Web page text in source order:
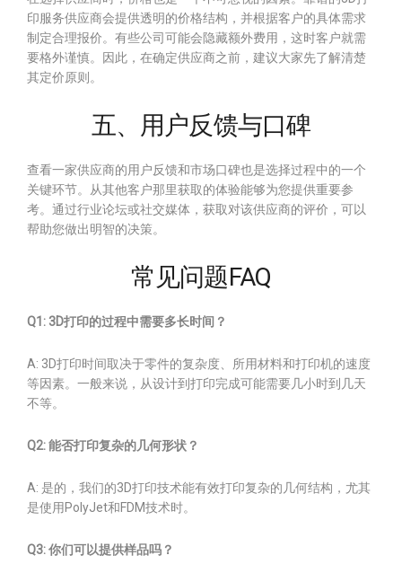
印服务供应商会提供透明的价格结构，并根据客户的具体需求
制定合理报价。有些公司可能会隐藏额外费用，这时客户就需
要格外谨慎。因此，在确定供应商之前，建议大家先了解清楚
其定价原则。
五、用户反馈与口碑
查看一家供应商的用户反馈和市场口碑也是选择过程中的一个
关键环节。从其他客户那里获取的体验能够为您提供重要参
考。通过行业论坛或社交媒体，获取对该供应商的评价，可以
帮助您做出明智的决策。
常见问题FAQ
Q1: 3D打印的过程中需要多长时间？
A: 3D打印时间取决于零件的复杂度、所用材料和打印机的速度
等因素。一般来说，从设计到打印完成可能需要几小时到几天
不等。
Q2: 能否打印复杂的几何形状？
A: 是的，我们的3D打印技术能有效打印复杂的几何结构，尤其
是使用PolyJet和FDM技术时。
Q3: 你们可以提供样品吗？